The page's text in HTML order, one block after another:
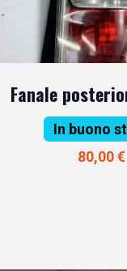
Fanale
In buono
80,00 €